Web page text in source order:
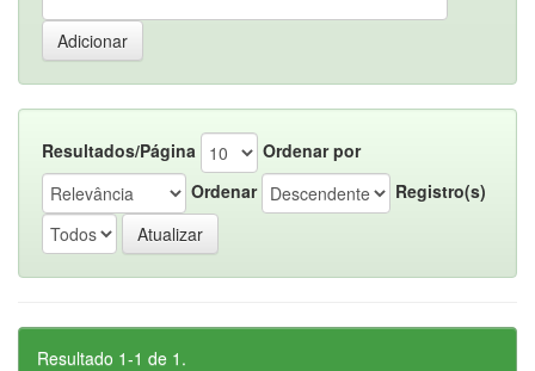
Resultados/Página
Ordenar por
Ordenar
Registro(s)
Resultado 1-1 de 1.